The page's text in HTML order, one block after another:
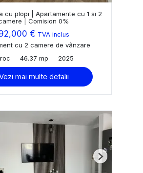
cu plopi | Apartamente cu 1 si 2
| Comision 0%
€ TVA inclus
cu 2 camere de vânzare
46.37 mp 2025
mai multe detalii
Next